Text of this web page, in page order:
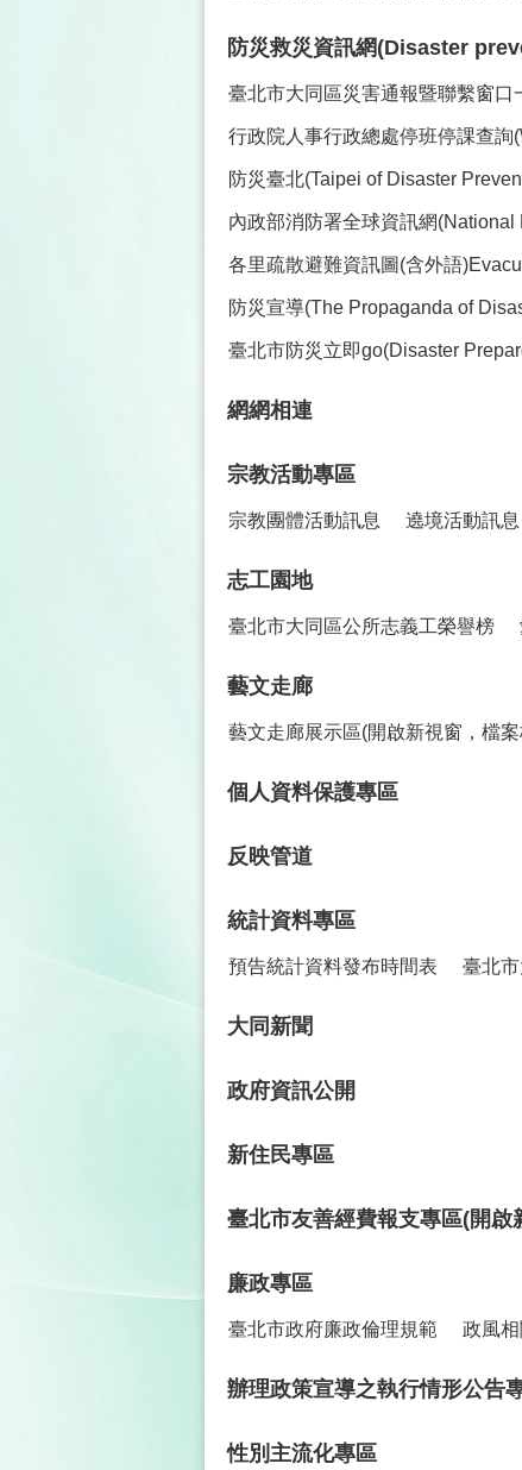
防災救災資訊網(Disaster
臺北市大同區災害通報暨聯繫窗口
行政院人事行政總處停班停課查
防災臺北(Taipei of Disaster
內政部消防署全球資訊網(National
各里疏散避難資訊圖(含外語
防災宣導(The Propaganda of
臺北市防災立即go(Disaster
網網相連
宗教活動專區
宗教團體活動訊息 遶境活動訊息
志工園地
臺北市大同區公所志義工榮譽榜
藝文走廊
藝文走廊展示區(開啟新視窗，檔
個人資料保護專區
反映管道
統計資料專區
預告統計資料發布時間表 臺北
大同新聞
政府資訊公開
新住民專區
臺北市友善經費報支專區(開啟
廉政專區
臺北市政府廉政倫理規範 政風
辦理政策宣導之執行情形公告
性別主流化專區